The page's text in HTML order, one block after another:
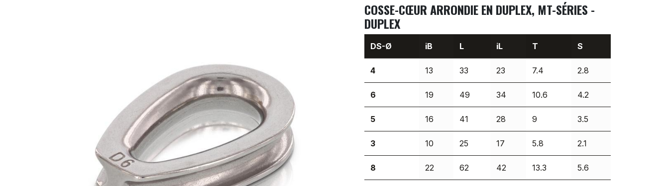
COSSE-CŒUR ARRONDIE EN DUPLEX, MT-SÉRIES -
DUPLEX
DS-Ø iB L iL T S
4 13 33 23 7.4 2.8
6 19 49 34 10.6 4.2
5 16 41 28 9 3.5
3 10 25 17 5.8 2.1
8 22 62 42 13.3 5.6